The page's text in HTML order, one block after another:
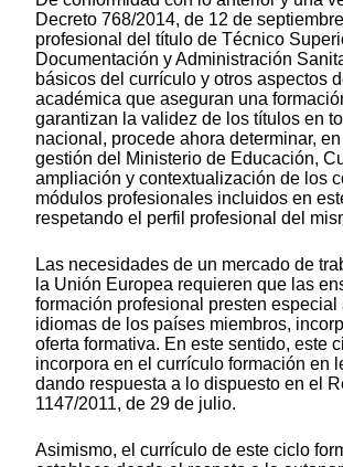
Decreto 768/2014, de 12 de
profesional del título de Técnico
Documentación y Administración
básicos del currículo y otros aspectos
académica que aseguran una
garantizan la validez de los títulos en
nacional, procede ahora determinar,
gestión del Ministerio de Educación,
ampliación y contextualización de los
módulos profesionales incluidos en
respetando el perfil profesional del
Las necesidades de un mercado de
la Unión Europea requieren que las
formación profesional presten especial
idiomas de los países miembros,
oferta formativa. En este sentido, este
incorpora en el currículo formación en
dando respuesta a lo dispuesto en el
1147/2011, de 29 de julio.
Asimismo, el currículo de este ciclo